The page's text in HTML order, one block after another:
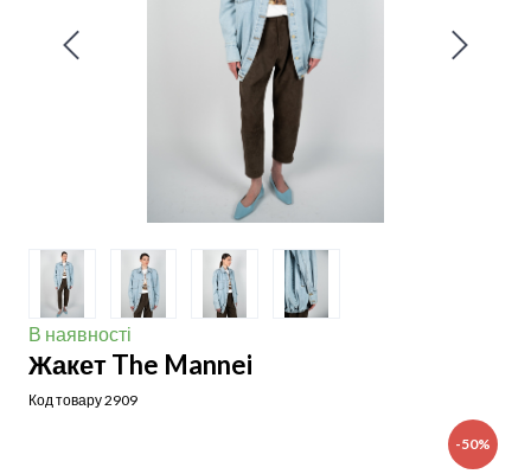
В наявності
Жакет The Mannei
Код товару 2909
-50%